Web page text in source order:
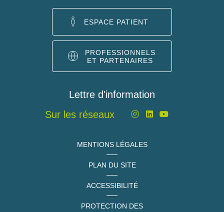
ESPACE PATIENT
PROFESSIONNELS
ET PARTENAIRES
Lettre d'information
Sur les réseaux
MENTIONS LÉGALES
PLAN DU SITE
ACCESSIBILITÉ
PROTECTION DES